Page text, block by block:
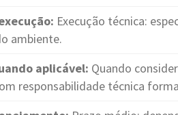
Execução técnica:
ambiente.
aplicável: Quando
responsabilidade técnica